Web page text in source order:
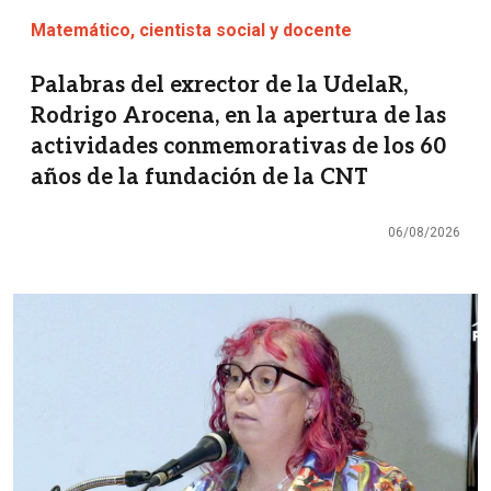
Matemático, cientista social y docente
Palabras del exrector de la UdelaR,
Rodrigo Arocena, en la apertura de las
actividades conmemorativas de los 60
años de la fundación de la CNT
06/08/2026